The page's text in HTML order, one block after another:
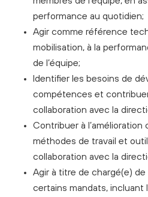
performance au quotidien;
Agir comme référence
mobilisation, à la
de l’équipe;
Identifier les besoins de
compétences et
collaboration avec la
Contribuer à
méthodes de travail et
collaboration avec la
Agir à titre de chargé(e)
certains mandats, incluant